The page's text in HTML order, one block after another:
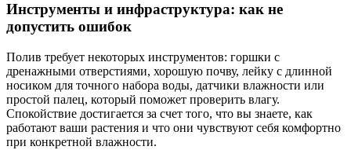
Инструменты и инфраструктура: как не
допустить ошибок
Полив требует некоторых инструментов: горшки с
дренажными отверстиями, хорошую почву, лейку с длинной
носиком для точного набора воды, датчики влажности или
простой палец, который поможет проверить влагу.
Спокойствие достигается за счет того, что вы знаете, как
работают ваши растения и что они чувствуют себя комфортно
при конкретной влажности.